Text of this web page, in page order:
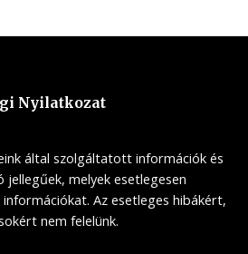
Nyilatkozat
által szolgáltatott információk és
melyek esetlegesen
Az esetleges hibákért,
nem felelünk.